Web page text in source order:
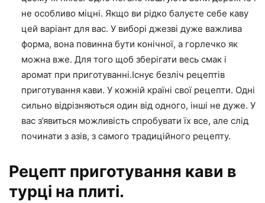
не особливо міцні. Якщо ви рідко балуєте себе каву
цей варіант для вас. У виборі джезві дуже важлива
форма, вона повинна бути конічної, а горлечко як
можна вже. Для того щоб зберігати весь смак і
аромат при приготуванні.Існує безліч рецептів
приготування кави. У кожній країні свої рецепти. Одні
сильно відрізняються один від одного, інші не дуже. У
вас з’явиться можливість спробувати їх все, але слід
починати з азів, з самого традиційного рецепту.
Рецепт приготування кави в
турці на плиті.